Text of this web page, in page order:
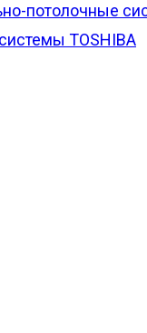
потолочные
TOSHIBA